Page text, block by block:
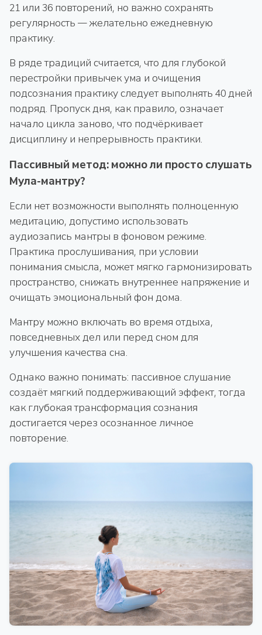
21 или 36 повторений, но важно сохранять
регулярность — желательно ежедневную
практику.
В ряде традиций считается, что для глубокой
перестройки привычек ума и очищения
подсознания практику следует выполнять 40 дней
подряд. Пропуск дня, как правило, означает
начало цикла заново, что подчёркивает
дисциплину и непрерывность практики.
Пассивный метод: можно ли просто слушать
Мула-мантру?
Если нет возможности выполнять полноценную
медитацию, допустимо использовать
аудиозапись мантры в фоновом режиме.
Практика прослушивания, при условии
понимания смысла, может мягко гармонизировать
пространство, снижать внутреннее напряжение и
очищать эмоциональный фон дома.
Мантру можно включать во время отдыха,
повседневных дел или перед сном для
улучшения качества сна.
Однако важно понимать: пассивное слушание
создаёт мягкий поддерживающий эффект, тогда
как глубокая трансформация сознания
достигается через осознанное личное
повторение.